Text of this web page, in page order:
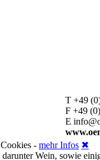
T +49
F +49
E
- mehr Infos ✖